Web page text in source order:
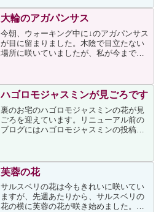
た。該当地域にお住まいの方々は、くれ
ぐれもご注意ください。今...
大輪のアガパンサス
今朝、ウォーキング中に↓のアガパンサス
が目に留まりました。木陰で目立たない
場所に咲いていましたが、私が今までに
も咲いているのですが、今年は不作なの
か放射状に咲くはずの花...
ハゴロモジャスミンが見ごろです
裏のお宅のハゴロモジャスミンの花が見
ごろを迎えています。リニューアル前の
ブログにはハゴロモジャスミンの投稿が
れていたのは2017年5...
芙蓉の花
サルスベリの花は今もきれいに咲いてい
ますが、先週あたりから、サルスベリの
花の横に芙蓉の花が咲き始めました。猛